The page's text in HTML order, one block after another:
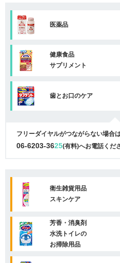
医薬品
健康食品
サプリメント
歯とお口のケア
フリーダイヤルがつながらない場合
06-6203-3625(有料)へお電話くだ
衛生雑貨用品
スキンケア
芳香・消臭剤
水洗トイレの
お掃除用品